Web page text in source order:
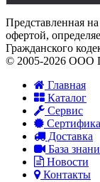
Представленная
офертой,
Гражданского
© 2005-2026 ООО
Главная
Каталог
Сервис
Доставка
База
Новости
Контакты